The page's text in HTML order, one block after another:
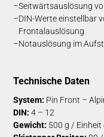
Seitwärtsauslösung
DIN-Werte einstellbar
Frontalauslösung
Notauslösung im
Technische Daten
System: Pin Front –
DIN: 4 – 12
Gewicht: 500 g / Einheit